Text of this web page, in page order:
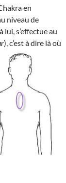
en
niveau de
lui, s’effectue au
), c’est à dire là où